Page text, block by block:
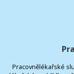
Pracovnělékařské